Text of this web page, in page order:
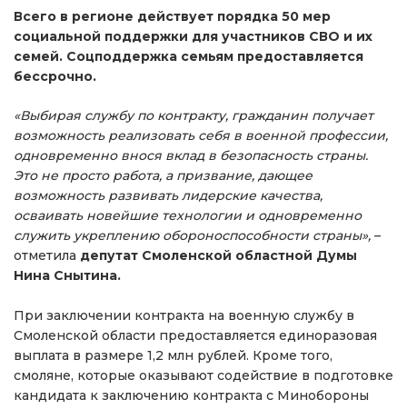
Всего в регионе действует порядка 50 мер
социальной поддержки для участников СВО и их
семей. Соцподдержка семьям предоставляется
бессрочно.
«Выбирая службу по контракту, гражданин получает
возможность реализовать себя в военной профессии,
одновременно внося вклад в безопасность страны.
Это не просто работа, а призвание, дающее
возможность развивать лидерские качества,
осваивать новейшие технологии и одновременно
служить укреплению обороноспособности страны», –
отметила депутат Смоленской областной Думы
Нина Снытина.
При заключении контракта на военную службу в
Смоленской области предоставляется единоразовая
выплата в размере 1,2 млн рублей. Кроме того,
смоляне, которые оказывают содействие в подготовке
кандидата к заключению контракта с Минобороны